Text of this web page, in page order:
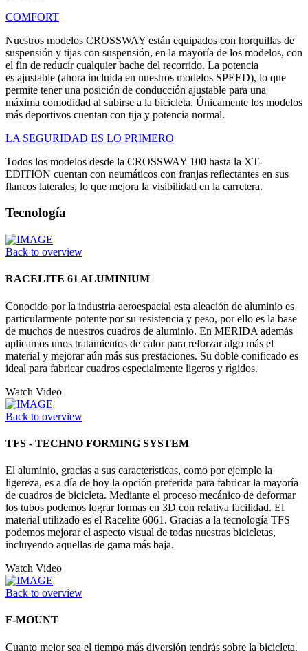
COMFORT
Nuestros modelos CROSSWAY están equipados con horquillas de
suspensión y tijas con suspensión, en la mayoría de los modelos, con
el fin de reducir cualquier bache del recorrido. La potencia
es ajustable (ahora incluida en nuestros modelos SPEED), lo que
permite tener una posición de conducción ajustable para una
máxima comodidad al subirse a la bicicleta. Únicamente los modelos
más deportivos cuentan con tija y potencia normal.
LA SEGURIDAD ES LO PRIMERO
Todos los modelos desde la CROSSWAY 100 hasta la XT-
EDITION cuentan con neumáticos con franjas reflectantes en sus
flancos laterales, lo que mejora la visibilidad en la carretera.
Tecnología
Back to overview
RACELITE 61 ALUMINIUM
Conocido por la industria aeroespacial esta aleación de aluminio es
particularmente potente por su resistencia y peso, por ello es la base
de muchos de nuestros cuadros de aluminio. En MERIDA además
aplicamos unos tratamientos de calor para reforzar algo más el
material y mejorar aún más sus prestaciones. Su doble conificado es
ideal para fabricar cuadros especialmente ligeros y rígidos.
Watch Video
Back to overview
TFS - TECHNO FORMING SYSTEM
El aluminio, gracias a sus características, como por ejemplo la
ligereza, es a día de hoy la opción preferida para fabricar la mayoría
de cuadros de bicicleta. Mediante el proceso mecánico de deformar
los tubos podemos lograr formas en 3D con relativa facilidad. El
material utilizado es el Racelite 6061. Gracias a la tecnología TFS
podemos mejorar el aspecto visual de todas nuestras bicicletas,
incluyendo aquellas de gama más baja.
Watch Video
Back to overview
F-MOUNT
Cuanto mejor sea el tiempo más diversión tendrás sobre la bicicleta.